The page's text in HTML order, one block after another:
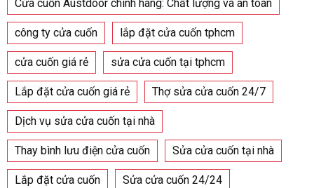
Cửa cuốn Austdoor chính hãng: Chất lượng và an toàn
công ty cửa cuốn lắp đặt cửa cuốn tphcm
cửa cuốn giá rẻ sửa cửa cuốn tại tphcm
Lắp đặt cửa cuốn giá rẻ Thợ sửa cửa cuốn 24/7
Dịch vụ sửa cửa cuốn tại nhà
Thay bình lưu điện cửa cuốn Sửa cửa cuốn tại nhà
Lắp đặt cửa cuốn Sửa cửa cuốn 24/24